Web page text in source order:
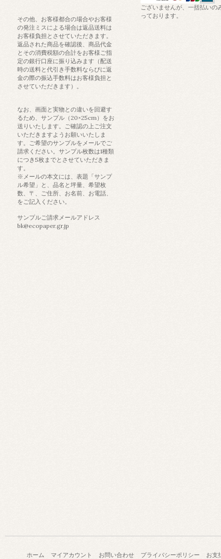
その他、お客様都合の場合やお客様
の発注ミスによる場合は返品送料は
お客様負担とさせていただきます。
返品された商品を確認後、商品代金
とその消費税額の合計をお客様ご指
定の銀行口座に振り込みます（配送
時の送料と代引き手数料ならびに返
金の際の振込手数料はお客様負担と
させていただきます）。
なお、画面と実物との違いを回避す
るため、サンプル（20×25cm）をお
送りいたします。ご確認の上ご注文
いただきますようお願いいたしま
す。ご希望のサンプルをメールでご
請求ください。サンプル枚数は1種類
につき5枚までとさせていただきま
す。
※メールの本文には、表題「サンプ
ル希望」と、品名と坪量、希望枚
数、〒、ご住所、お名前、お電話、
をご記入ください。
サンプルご請求メールアドレス
bk@ecopaper.gr.jp
ございませんが、一括払いの
っております。
ホーム マイアカウント お問い合わせ プライバシーポリシー お支